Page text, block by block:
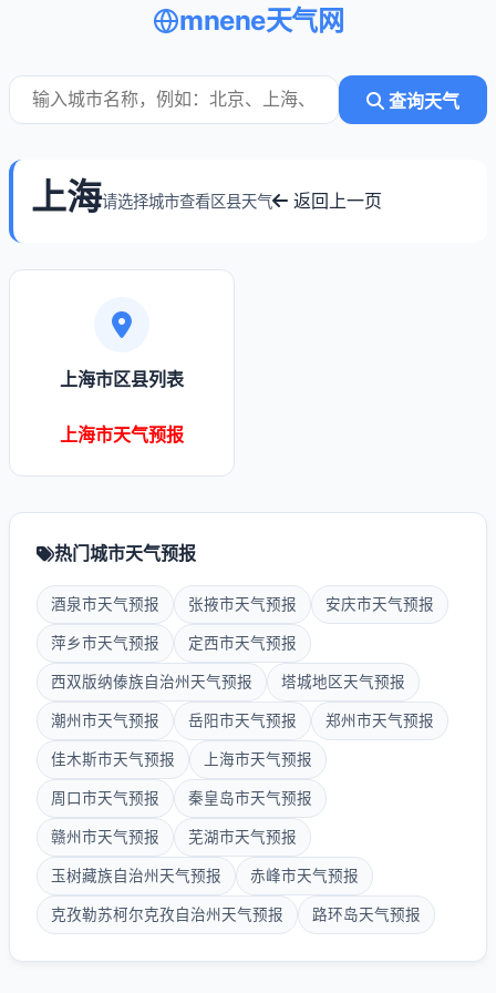
mnene天气网
查询天气
上海请选择城市查看区县天气 返回上一页
上海市区县列表
上海市天气预报
热门城市天气预报
酒泉市天气预报 张掖市天气预报 安庆市天气预报
萍乡市天气预报 定西市天气预报
西双版纳傣族自治州天气预报 塔城地区天气预报
潮州市天气预报 岳阳市天气预报 郑州市天气预报
佳木斯市天气预报 上海市天气预报
周口市天气预报 秦皇岛市天气预报
赣州市天气预报 芜湖市天气预报
玉树藏族自治州天气预报 赤峰市天气预报
克孜勒苏柯尔克孜自治州天气预报 路环岛天气预报